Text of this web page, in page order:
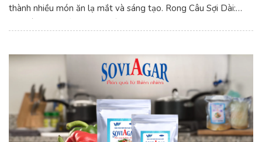
thành nhiều món ăn lạ mắt và sáng tạo. Rong Câu Sợi Dài:
Nguyên Liệu Tốt Cho Da Và Sức Khỏe.